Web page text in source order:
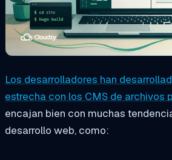
Los desarrolladores han
estrecha con los CMS de archivos
encajan bien con muchas
desarrollo web, como: